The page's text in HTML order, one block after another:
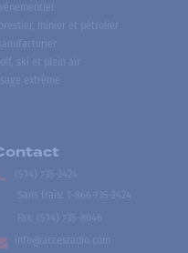
Événementiel
Forestier, minier et pétrolier
Manufacturier
ski et plein air
extrême
(514) 735-2424
Sans frais
1-866-735-2424
Fax:
(514) 735-8046
info@accesradio.com